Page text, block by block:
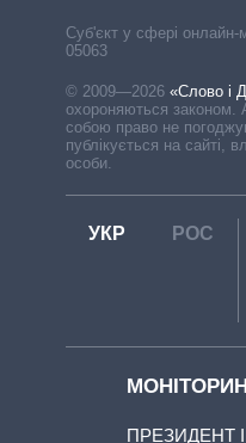
Cуб'єкт у сфері онлайн-
05063
© 2009—2026 «Слово і
охороняються законом.
собою право не
публікується на сайті,
особи.
УКР РОС
ПРЕЗИДЕНТ І